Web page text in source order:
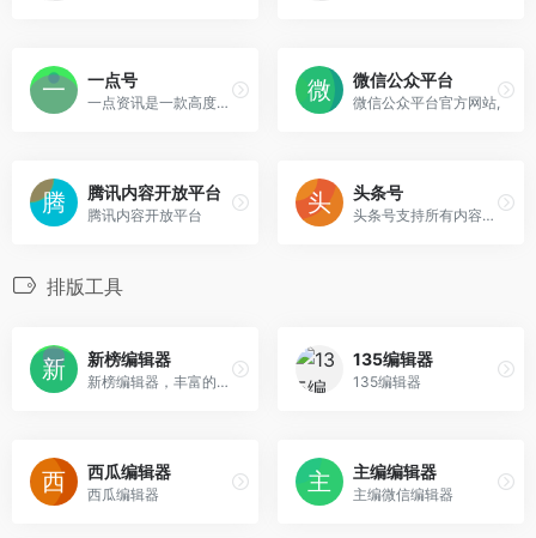
一点号
一点资讯是一款高度智能的新闻资讯应用，通过它你可以搜索并订阅任意关键词，它会自动帮你聚合整理并实时更新相关资讯，同时会智能分析你的兴趣爱好，为你推荐感兴趣的内容。
微信公众平台
微信公众平台官方网站,
腾讯内容开放平台
腾讯内容开放平台
头条号
头条号支持所有内容体裁创作包括文章、图集、短视频、短内容、问答、小视频等类型
排版工具
新榜编辑器
新榜编辑器，丰富的样式和模板、海量的在线图片搜索，一键同步多平台，还有大量爆文供你参考。
135编辑器
135编辑器
西瓜编辑器
西瓜编辑器
主编编辑器
主编微信编辑器